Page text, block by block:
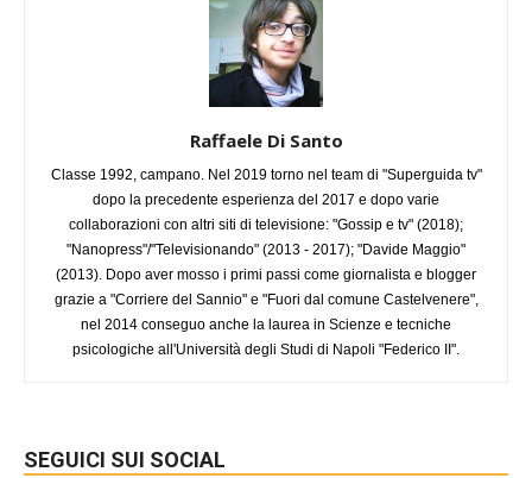
Raffaele Di Santo
Classe 1992, campano. Nel 2019 torno nel team di "Superguida tv"
dopo la precedente esperienza del 2017 e dopo varie
collaborazioni con altri siti di televisione: "Gossip e tv" (2018);
"Nanopress"/"Televisionando" (2013 - 2017); "Davide Maggio"
(2013). Dopo aver mosso i primi passi come giornalista e blogger
grazie a "Corriere del Sannio" e "Fuori dal comune Castelvenere",
nel 2014 conseguo anche la laurea in Scienze e tecniche
psicologiche all'Università degli Studi di Napoli "Federico II".
SEGUICI SUI SOCIAL